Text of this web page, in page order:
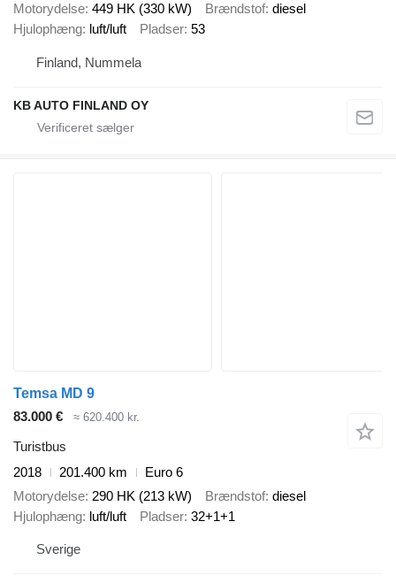
Motorydelse 449 HK (330 kW) Brændstof diesel
Hjulophæng luft/luft Pladser 53
Finland, Nummela
KB AUTO FINLAND OY
Temsa MD 9
83.000 €
≈ 620.400 kr.
Turistbus
2018
201.400 km
Euro 6
Motorydelse 290 HK (213 kW) Brændstof diesel
Hjulophæng luft/luft Pladser 32+1+1
Sverige